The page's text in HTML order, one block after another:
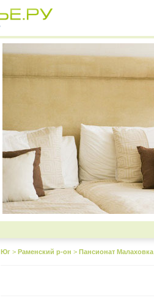
Юг > Раменский р-он > Пансионат Малаховка